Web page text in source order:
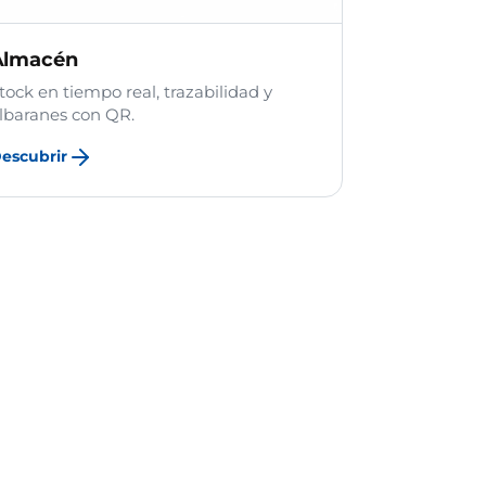
en tiempo real, trazabilidad y
con QR.